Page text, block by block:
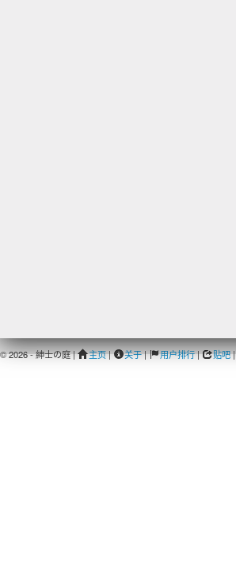
© 2026 - 紳士の庭 | 主页| 关于| 用户排行| 贴吧|